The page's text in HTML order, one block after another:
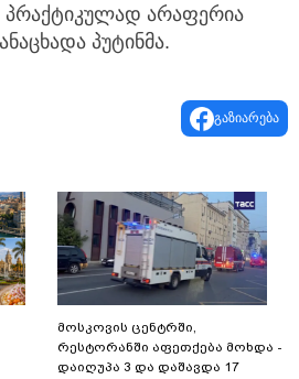
პრაქტიკულად არაფერია
პუტინმა.
გაზიარება
მოსკოვის ცენტრში,
რესტორანში აფეთქება მოხდა -
დაიღუპა 3 და დაშავდა 17